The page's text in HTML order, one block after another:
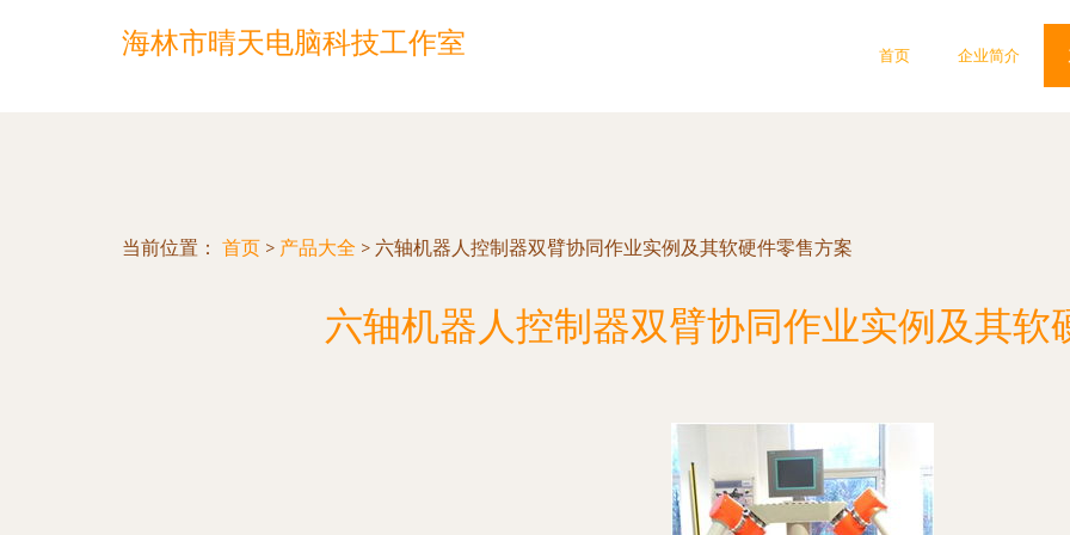
海林市晴天电脑科技工作室 首页 企业简介
当前位置： 首页 > 产品大全 > 六轴机器人控制器双臂协同作业实例及其软硬件零售方案
六轴机器人控制器双臂协同作业实例及其软